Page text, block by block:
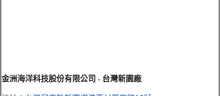
金洲海洋科技股份有限公司 - 台灣新園廠